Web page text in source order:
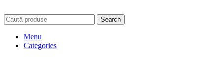
Search
Menu
Categories